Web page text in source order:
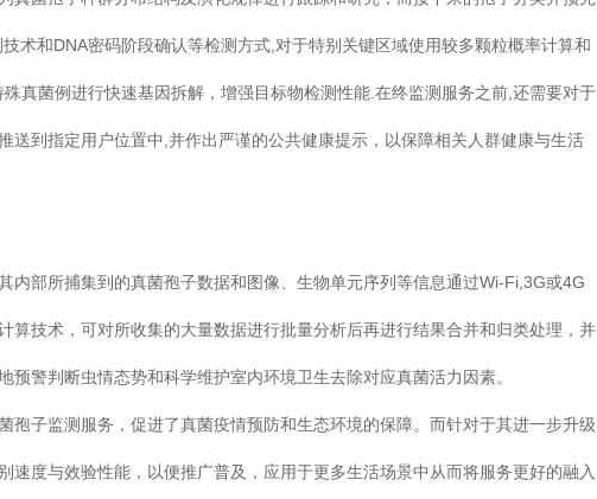
术和DNA密码阶段确认等检测方式,对于特别关键区域使用较多颗粒概率计算和
真菌例进行快速基因拆解，增强目标物检测性能.在终监测服务之前,还需要对于
送到指定用户位置中,并作出严谨的公共健康提示，以保障相关人群健康与生活
内部所捕集到的真菌孢子数据和图像、生物单元序列等信息通过Wi-Fi,3G或4G
算技术，可对所收集的大量数据进行批量分析后再进行结果合并和归类处理，并
预警判断虫情态势和科学维护室内环境卫生去除对应真菌活力因素。
孢子监测服务，促进了真菌疫情预防和生态环境的保障。而针对于其进一步升级
速度与效验性能，以便推广普及，应用于更多生活场景中从而将服务更好的融入